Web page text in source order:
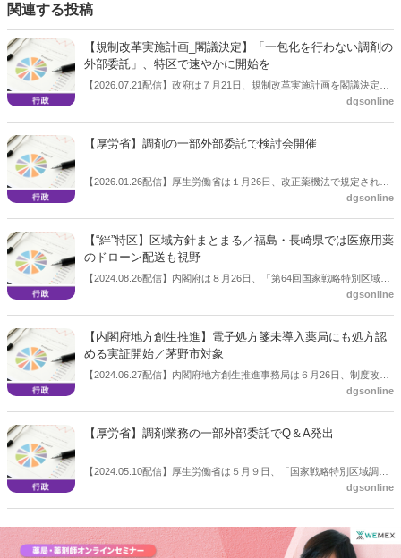
関連する投稿
【規制改革実施計画_閣議決定】「一包化を行わない調剤の
外部委託」、特区で速やかに開始を
【2026.07.21配信】政府は７月21日、規制改革実施計画を閣議決定し
た。「一包化を行わない調剤の外部委託」について、実証を国家戦略
dgsonline
【厚労省】調剤の一部外部委託で検討会開催
【2026.01.26配信】厚生労働省は１月26日、改正薬機法で規定された
dgsonline
【“絆”特区】区域方針まとまる／福島・長崎県では医療用薬
のドローン配送も視野
【2024.08.26配信】内閣府は８月26日、「第64回国家戦略特別区域諮
dgsonline
【内閣府地方創生推進】電子処方箋未導入薬局にも処方認
める実証開始／茅野市対象
【2024.06.27配信】内閣府地方創生推進事務局は６月26日、制度改革
dgsonline
【厚労省】調剤業務の一部外部委託でQ＆A発出
【2024.05.10配信】厚生労働省は５月９日、「国家戦略特別区域調剤
業務一部委託事業の実施要領に関する質疑応答集（Ｑ＆Ａ）」を発出
dgsonline